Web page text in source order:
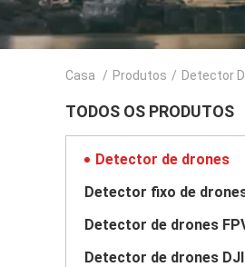
Casa / Produtos / Detector
TODOS OS PRODUTOS
Detector de drones
Detector fixo de
Detector de drones